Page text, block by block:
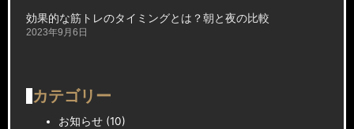
効果的な筋トレのタイミングとは？朝と夜の比較
2023年9月6日
カテゴリー
お知らせ (10)